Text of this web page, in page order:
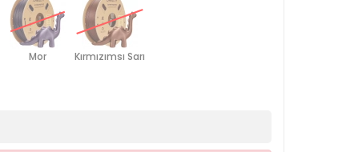
Mor Kırmızımsı Sarı